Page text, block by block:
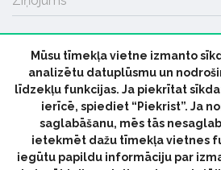
SŪTĪT
Mūsu tīmekļa vietne izmanto
analizētu datuplūsmu un
līdzekļu funkcijas. Ja piekrītat
ierīcē, spiediet “Piekrist”. Ja
saglabāšanu, mēs tās
ietekmēt dažu tīmekļa vietnes
iegūtu papildu informāciju par